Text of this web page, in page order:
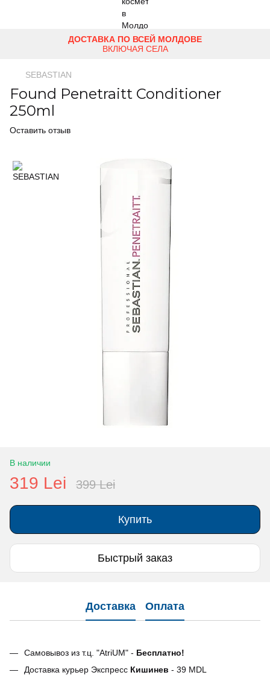
ДОСТАВКА ПО ВСЕЙ МОЛДОВЕ
ВКЛЮЧАЯ СЕЛА
SEBASTIAN
Found Penetraitt Conditioner
250ml
Оставить отзыв
В наличии
319 Lei 399 Lei
Купить
Быстрый заказ
Доставка Оплата
Самовывоз из т.ц. "AtriUM" - Бесплатно!
Доставка курьер Экспресс Кишинев - 39 MDL